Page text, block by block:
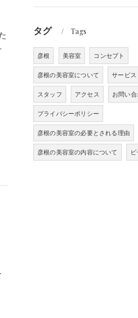
タグ Tags
彦根 美容室 コンセプト
彦根の美容室について サービス
スタッフ アクセス お問い
プライバシーポリシー
彦根の美容室の必要とされる理由
彦根の美容室の内容について